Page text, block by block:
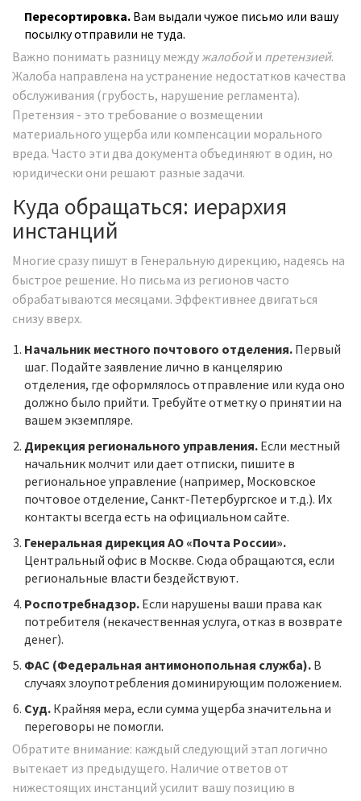
Пересортировка. Вам выдали чужое письмо или вашу
посылку отправили не туда.
Важно понимать разницу междужалобойи претензией.
Жалоба направлена на устранение недостатков качества
обслуживания (грубость, нарушение регламента).
Претензия - это требование о возмещении
материального ущерба или компенсации морального
вреда. Часто эти два документа объединяют в один, но
юридически они решают разные задачи.
Куда обращаться: иерархия
инстанций
Многие сразу пишут в Генеральную дирекцию, надеясь на
быстрое решение. Но письма из регионов часто
обрабатываются месяцами. Эффективнее двигаться
снизу вверх.
Начальник местного почтового отделения. Первый
шаг. Подайте заявление лично в канцелярию
отделения, где оформлялось отправление или куда оно
должно было прийти. Требуйте отметку о принятии на
вашем экземпляре.
Дирекция регионального управления. Если местный
начальник молчит или дает отписки, пишите в
региональное управление (например, Московское
почтовое отделение, Санкт-Петербургское и т.д.). Их
контакты всегда есть на официальном сайте.
Генеральная дирекция АО «Почта России».
Центральный офис в Москве. Сюда обращаются, если
региональные власти бездействуют.
Роспотребнадзор. Если нарушены ваши права как
потребителя (некачественная услуга, отказ в возврате
денег).
ФАС (Федеральная антимонопольная служба). В
случаях злоупотребления доминирующим положением.
Суд. Крайняя мера, если сумма ущерба значительна и
переговоры не помогли.
Обратите внимание: каждый следующий этап логично
вытекает из предыдущего. Наличие ответов от
нижестоящих инстанций усилит вашу позицию в